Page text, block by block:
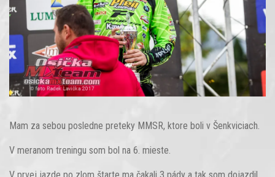
Mam za sebou posledne preteky MMSR, ktore boli v Šenkviciach.
V meranom treningu som bol na 6. mieste.